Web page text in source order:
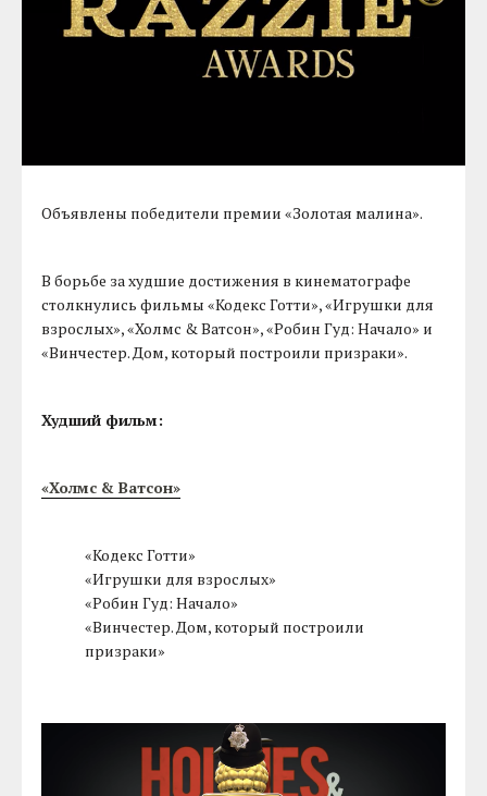
Объявлены победители премии «Золотая малина».
В борьбе за худшие достижения в кинематографе
столкнулись фильмы «Кодекс Готти», «Игрушки для
взрослых», «Холмс & Ватсон», «Робин Гуд: Начало» и
«Винчестер. Дом, который построили призраки».
Худший фильм:
«Холмс & Ватсон»
«Кодекс Готти»
«Игрушки для взрослых»
«Робин Гуд: Начало»
«Винчестер. Дом, который построили
призраки»